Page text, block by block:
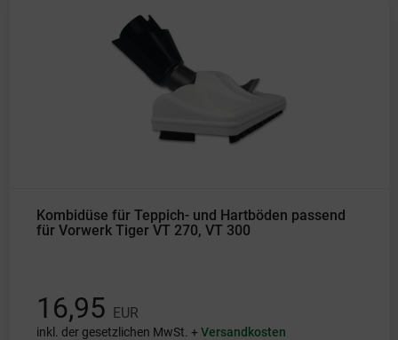
Kombidüse für Teppich- und Hartböden passend
für Vorwerk Tiger VT 270, VT 300
16,95 EUR
inkl. der gesetzlichen MwSt. +Versandkosten